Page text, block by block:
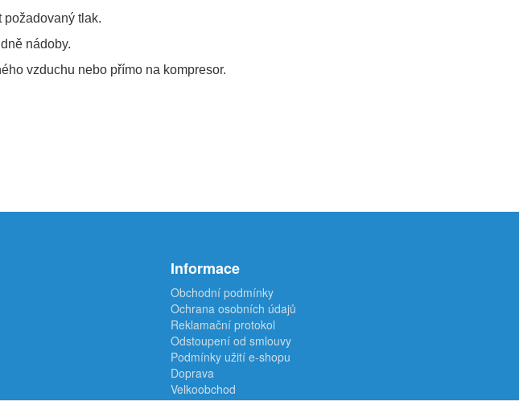
požadovaný tlak.
nádoby.
vzduchu nebo přímo na kompresor.
Informace
Obchodní podmínky
Ochrana osobních údajů
Reklamační protokol
Odstoupení od smlouvy
Podmínky užití e-shopu
Doprava
Velkoobchod